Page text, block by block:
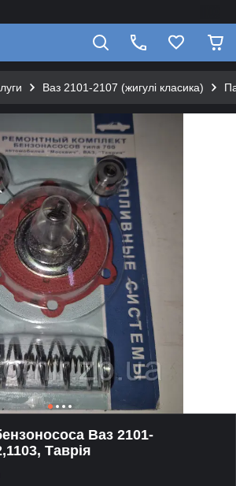
Ваз 2101-2107 (жигулі класика)
Ваз 2101-
Таврія